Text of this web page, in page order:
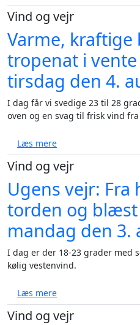
Vind og vejr
Varme, kraftige
tropenat i
tirsdag den 4.
I dag får vi svedige 23 til 28
oven og en svag til frisk vind
Læs mereom Varme, kraftige
Vind og vejr
Ugens vejr: Fra
torden og
mandag den 3.
I dag er der 18-23 grader med
kølig vestenvind.
Læs mereom Ugens vejr:
Vind og vejr